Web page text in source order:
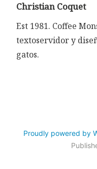
Christian Coquet
Est 1981. Coffee
textoservidor y
gatos.
Proudly powered by